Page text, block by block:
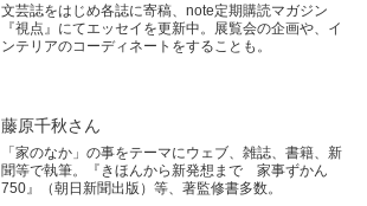
文芸誌をはじめ各誌に寄稿、note定期購読マガジン
『視点』にてエッセイを更新中。展覧会の企画や、イ
ンテリアのコーディネートをすることも。
藤原千秋さん
「家のなか」の事をテーマにウェブ、雑誌、書籍、新
聞等で執筆。『きほんから新発想まで 家事ずかん
750』（朝日新聞出版）等、著監修書多数。